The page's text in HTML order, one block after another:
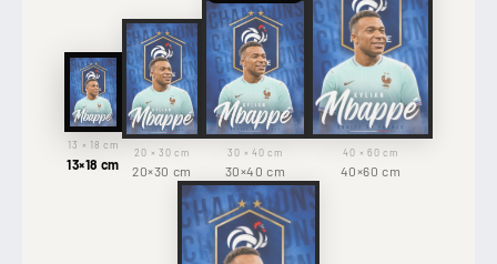
13 × 18 cm
13×18 cm
20 × 30 cm
20×30 cm
30 × 40 cm
30×40 cm
40 × 60 cm
40×60 cm